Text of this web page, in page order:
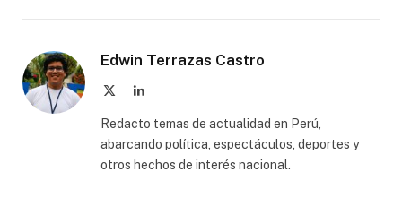
Edwin Terrazas Castro
LinkedIn
Redacto temas de actualidad en Perú,
abarcando política, espectáculos, deportes y
otros hechos de interés nacional.